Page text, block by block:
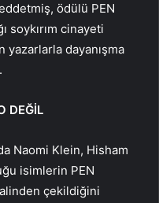
ödülü PEN
soykırım cinayeti
yazarlarla dayanışma
DEĞİL
Naomi Klein, Hisham
isimlerin PEN
çekildiğini